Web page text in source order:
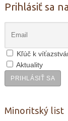
Prihlásiť sa
Kľúč k
Aktuality
PRIHLÁSIŤ SA
Minoritský list